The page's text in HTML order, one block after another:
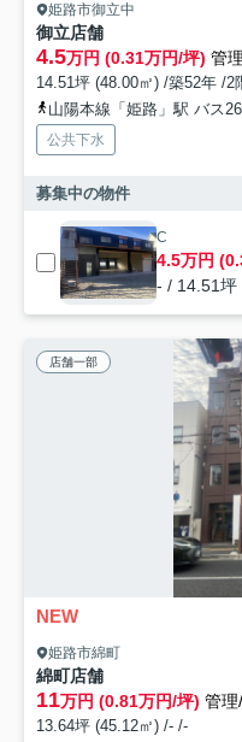
姫路市御立中
御立店舗
4.5万円 (0.31万円/坪) 管
14.51坪 (48.00㎡) /築52年 /2
山陽本線「姫路」駅 バス
公共下水
募集中の物件
C
4.5万円
- / 14.51坪
店舗一部
NEW
姫路市綿町
綿町店舗
11万円 (0.81万円/坪) 管理
13.64坪 (45.12㎡) /- /-